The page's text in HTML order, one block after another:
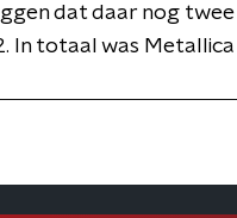
dat daar nog
In totaal was